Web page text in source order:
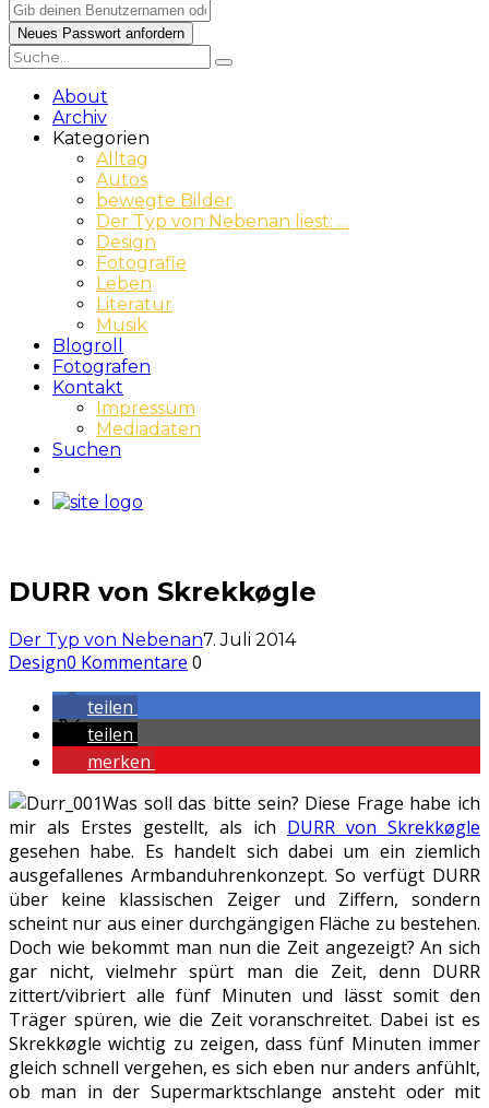
About
Archiv
Kategorien
Alltag
Autos
bewegte Bilder
Der Typ von Nebenan liest: …
Design
Fotografie
Leben
Literatur
Musik
Blogroll
Fotografen
Kontakt
Impressum
Mediadaten
Suchen
DURR von Skrekkøgle
Der Typ von Nebenan7. Juli 2014
Design0 Kommentare 0
teilen
teilen
merken
Was soll das bitte sein? Diese Frage habe ich
mir als Erstes gestellt, als ich DURR von Skrekkøgle
gesehen habe. Es handelt sich dabei um ein ziemlich
ausgefallenes Armbanduhrenkonzept. So verfügt DURR
über keine klassischen Zeiger und Ziffern, sondern
scheint nur aus einer durchgängigen Fläche zu bestehen.
Doch wie bekommt man nun die Zeit angezeigt? An sich
gar nicht, vielmehr spürt man die Zeit, denn DURR
zittert/vibriert alle fünf Minuten und lässt somit den
Träger spüren, wie die Zeit voranschreitet. Dabei ist es
Skrekkøgle wichtig zu zeigen, dass fünf Minuten immer
gleich schnell vergehen, es sich eben nur anders anfühlt,
ob man in der Supermarktschlange ansteht oder mit